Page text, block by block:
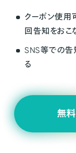
クーポン使用
回告知をおこ
SNS等での告
る
無